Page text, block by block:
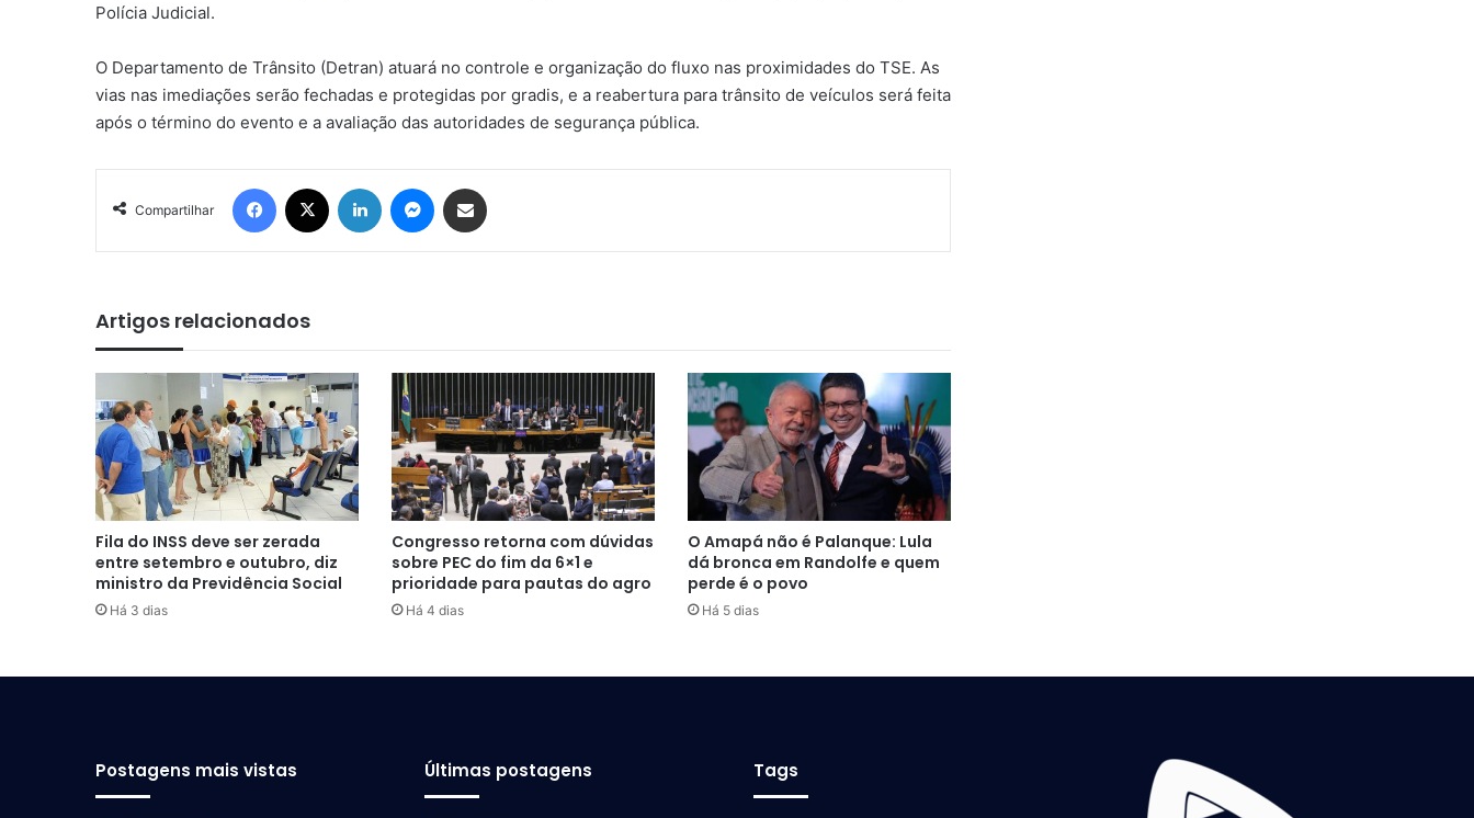
Polícia Judicial.
O Departamento de Trânsito (Detran) atuará no controle e organização do fluxo nas proximidades do TSE. As
vias nas imediações serão fechadas e protegidas por gradis, e a reabertura para trânsito de veículos será feita
após o término do evento e a avaliação das autoridades de segurança pública.
Compartilhar
Facebook Linkedin Messenger
Artigos relacionados
Fila do INSS deve ser zerada
entre setembro e outubro, diz
ministro da Previdência Social
Há 3 dias
Congresso retorna com dúvidas
sobre PEC do fim da 6×1 e
prioridade para pautas do agro
Há 4 dias
O Amapá não é Palanque: Lula
dá bronca em Randolfe e quem
perde é o povo
Há 5 dias
Postagens mais vistas Últimas postagens Tags